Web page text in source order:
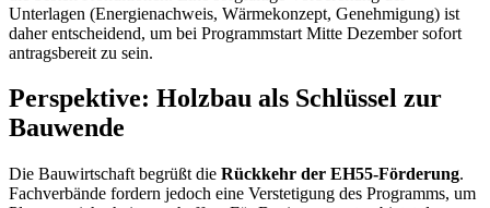
Unterlagen (Energienachweis, Wärmekonzept, Genehmigung) ist
daher entscheidend, um bei Programmstart Mitte Dezember sofort
antragsbereit zu sein.
Perspektive: Holzbau als Schlüssel zur
Bauwende
Die Bauwirtschaft begrüßt die Rückkehr der EH55-Förderung.
Fachverbände fordern jedoch eine Verstetigung des Programms, um